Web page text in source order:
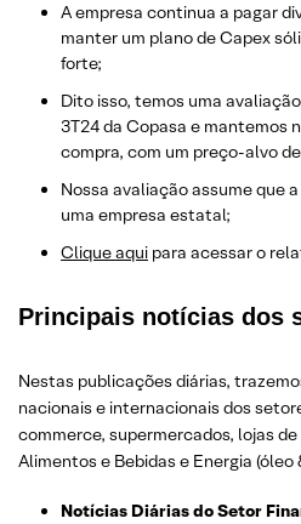
A empresa continua a pagar
manter um plano de Capex
forte;
Dito isso, temos uma
3T24 da Copasa e mantemos
compra, com um preço-alvo
Nossa avaliação assume que
uma empresa estatal;
​Clique aqui para acessar o
Principais notícias dos
Nestas publicações diárias,
nacionais e internacionais dos setor
commerce, supermercados, lojas
Alimentos e Bebidas e Energia (óleo
Notícias Diárias do Setor